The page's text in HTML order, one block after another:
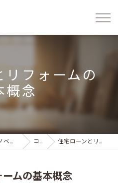
リフォームの
概念
豊川・豊橋のリフォーム・リノベーション 株式会社タツミハウジング コラム 住宅ローンとリフォームの基本概念
ムの基本概念